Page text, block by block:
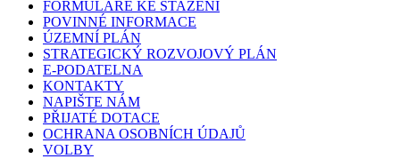
FORMULÁŘE KE STAŽENÍ
POVINNÉ INFORMACE
ÚZEMNÍ PLÁN
STRATEGICKÝ ROZVOJOVÝ PLÁN
E-PODATELNA
KONTAKTY
NAPIŠTE NÁM
PŘIJATÉ DOTACE
OCHRANA OSOBNÍCH ÚDAJŮ
VOLBY